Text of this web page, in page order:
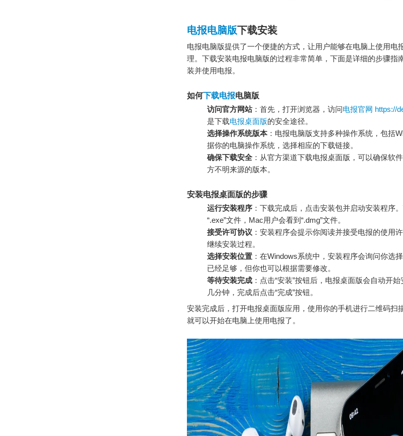
电报电脑版下载安装
电报电脑版提供了一个便捷的方式，让用户能够在电脑上使用电
理。下载安装电报电脑版的过程非常简单，下面是详细的步骤指
装并使用电报。
如何下载电报电脑版
访问官方网站：首先，打开浏览器，访问电报官网 https://
是下载电报桌面版的安全途径。
选择操作系统版本：电报电脑版支持多种操作系统，包括
据你的电脑操作系统，选择相应的下载链接。
确保下载安全：从官方渠道下载电报桌面版，可以确保软
方不明来源的版本。
安装电报桌面版的步骤
运行安装程序 ：下载完成后，点击安装包并启动安装程序
“.exe”文件，Mac用户会看到“.dmg”文件。
接受许可协议 ：安装程序会提示你阅读并接受电报的使用
继续安装过程。
选择安装位置 ：在Windows系统中，安装程序会询问你选
已经足够，但你也可以根据需要修改。
等待安装完成 ：点击“安装”按钮后，电报桌面版会自动开
几分钟，完成后点击“完成”按钮。
安装完成后，打开电报桌面版应用，使用你的手机进行二维码扫
就可以开始在电脑上使用电报了。